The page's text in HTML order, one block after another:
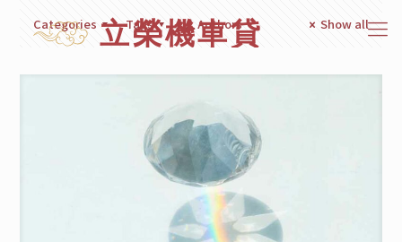
Categories Tags Authors Show all